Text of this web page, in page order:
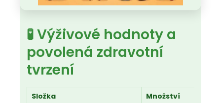
🧪 Výživové hodnoty a
povolená zdravotní
tvrzení
Složka
Množství